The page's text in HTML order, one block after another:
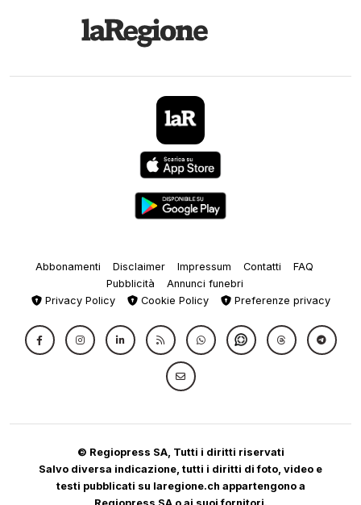
Abbonamenti Disclaimer Impressum Contatti
FAQ
Pubblicità
Annunci funebri
Privacy Policy
Cookie Policy Preferenze privacy
© Regiopress SA, Tutti i diritti riservati
Salvo diversa indicazione, tutti i diritti di foto, video e
testi pubblicati su laregione.ch appartengono a